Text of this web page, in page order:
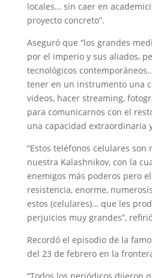
locales… sin caer en
proyecto concreto”.
Aseguró que “los grandes
por el imperio y sus aliados,
tecnológicos
tener en un instrumento una
videos, hacer streaming,
para comunicarnos con el
una capacidad extraordinaria
“Estos teléfonos celulares
nuestra Kalashnikov, con la
enemigos más poderos pero
resistencia, enorme,
estos (celulares)… que les
perjuicios muy grandes”,
Recordó el episodio de la
del 23 de febrero en la